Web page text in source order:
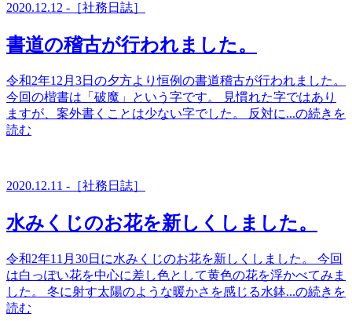
2020.12.12 -［社務日誌］
書道の稽古が行われました。
令和2年12月3日の夕方より恒例の書道稽古が行われました。
今回の楷書は「破魔」という字です。 見慣れた字ではあり
ますが、案外書くことは少ない字でした。 反対に...の続きを
読む
2020.12.11 -［社務日誌］
水みくじのお花を新しくしました。
令和2年11月30日に水みくじのお花を新しくしました。 今回
は白っぽい花を中心に差し色として黄色の花を浮かべてみま
した。 冬に射す太陽のような暖かさを感じる水鉢...の続きを
読む